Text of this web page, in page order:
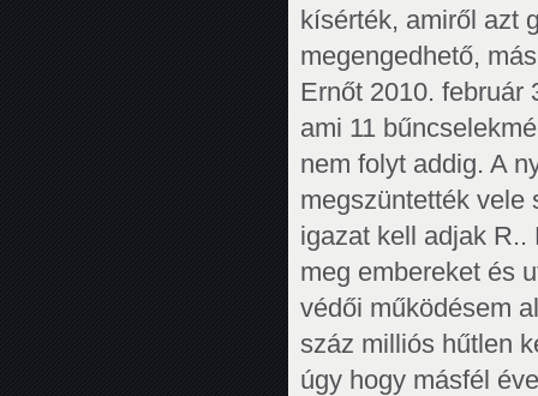
kísérték, amiről azt
megengedhető,
Ernőt 2010. február
ami 11
nem folyt addig. A
megszüntették vele
igazat kell adjak
meg embereket és
védői működésem
száz milliós hűtlen
úgy hogy másfél